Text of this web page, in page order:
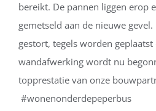
bereikt. De pannen liggen erop
gemetseld aan de nieuwe
gestort, tegels worden geplaatst
wandafwerking wordt nu
topprestatie van onze
#wonenonderdepeperbus